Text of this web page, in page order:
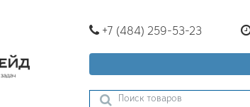
+7 (484) 259-53-23